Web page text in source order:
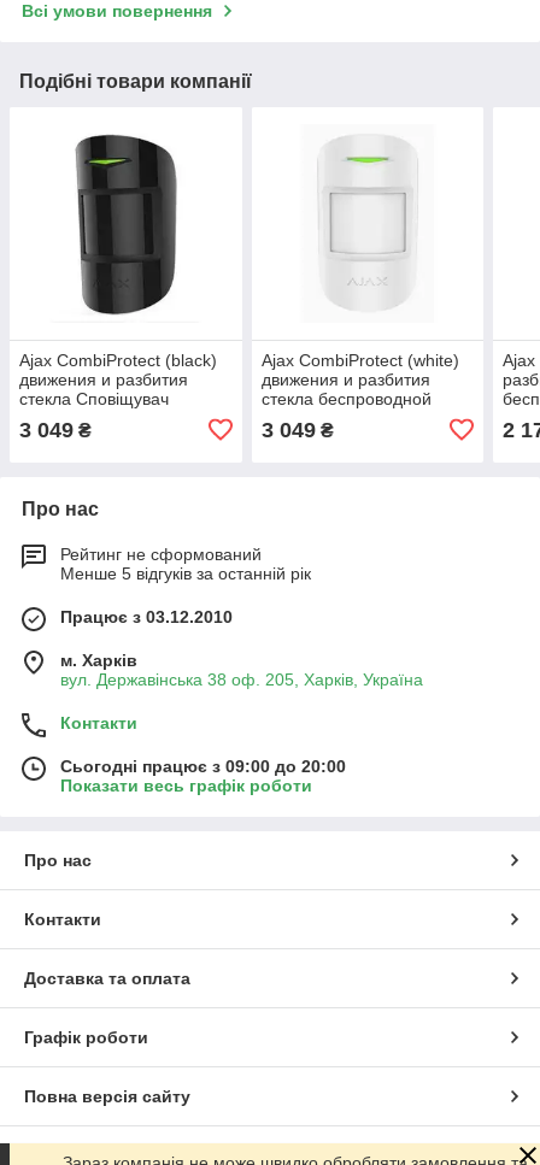
Всі умови повернення
Подібні товари компанії
Ajax CombiProtect (black)
движения и разбития
стекла Сповіщувач
3 049 ₴
Ajax CombiProtect (white)
движения и разбития
стекла беспроводной
3 049₴
Ajax
2
Про нас
Рейтинг не сформований
Менше 5 відгуків за останній рік
Працює з 03.12.2010
м. Харків
вул. Державінська 38 оф. 205, Харків, Україна
Контакти
Сьогодні працює з 09:00 до 20:00
Показати весь графік роботи
Про нас
Контакти
Доставка та оплата
Графік роботи
Повна версія сайту
Сайт створено на маркетплейсі Prom.ua